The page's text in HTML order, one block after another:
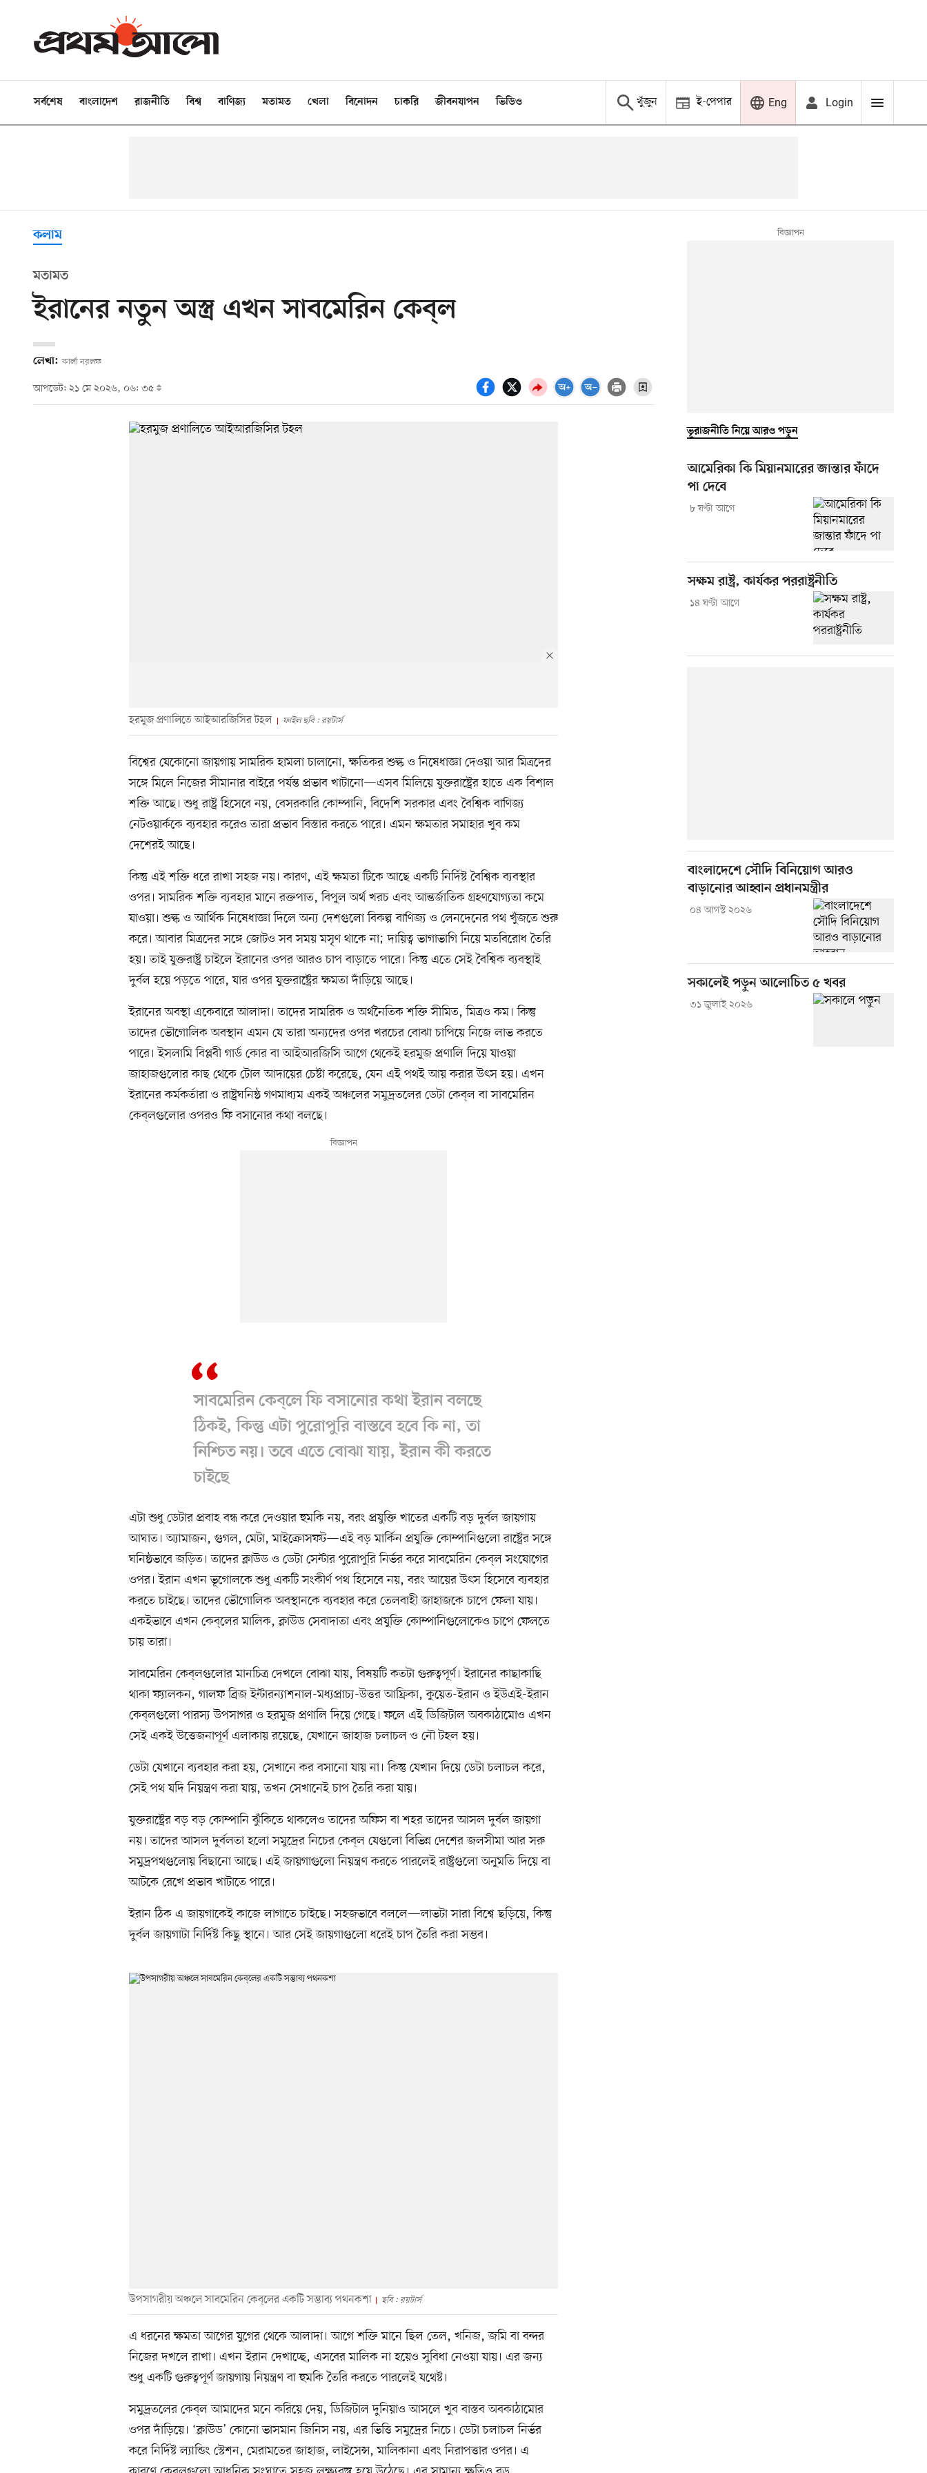
সর্বশেষ বাংলাদেশ রাজনীতি বিশ্ব বাণিজ্য মতামত খেলা বিনোদন চাকরি জীবনযাপন ভিডিও খুঁজুন ই-পেপার Eng Login
কলাম
মতামত
ইরানের নতুন অস্ত্র এখন সাবমেরিন কেব্​ল
লেখা: কার্লা নরলফ
আপডেট: ২১ মে ২০২৬, ০৬: ৩৫
হরমুজ প্রণালিতে আইআরজিসির টহল ফাইল ছবি : রয়টার্স
বিশ্বের যেকোনো জায়গায় সামরিক হামলা চালানো, ক্ষতিকর শুল্ক ও নিষেধাজ্ঞা দেওয়া আর মিত্রদের
সঙ্গে মিলে নিজের সীমানার বাইরে পর্যন্ত প্রভাব খাটানো—এসব মিলিয়ে যুক্তরাষ্ট্রের হাতে এক বিশাল
শক্তি আছে। শুধু রাষ্ট্র হিসেবে নয়, বেসরকারি কোম্পানি, বিদেশি সরকার এবং বৈশ্বিক বাণিজ্য
নেটওয়ার্ককে ব্যবহার করেও তারা প্রভাব বিস্তার করতে পারে। এমন ক্ষমতার সমাহার খুব কম
দেশেরই আছে।
কিন্তু এই শক্তি ধরে রাখা সহজ নয়। কারণ, এই ক্ষমতা টিকে আছে একটি নির্দিষ্ট বৈশ্বিক ব্যবস্থার
ওপর। সামরিক শক্তি ব্যবহার মানে রক্তপাত, বিপুল অর্থ খরচ এবং আন্তর্জাতিক গ্রহণযোগ্যতা কমে
যাওয়া। শুল্ক ও আর্থিক নিষেধাজ্ঞা দিলে অন্য দেশগুলো বিকল্প বাণিজ্য ও লেনদেনের পথ খুঁজতে শুরু
করে। আবার মিত্রদের সঙ্গে জোটও সব সময় মসৃণ থাকে না; দায়িত্ব ভাগাভাগি নিয়ে মতবিরোধ তৈরি
হয়। তাই যুক্তরাষ্ট্র চাইলে ইরানের ওপর আরও চাপ বাড়াতে পারে। কিন্তু এতে সেই বৈশ্বিক ব্যবস্থাই
দুর্বল হয়ে পড়তে পারে, যার ওপর যুক্তরাষ্ট্রের ক্ষমতা দাঁড়িয়ে আছে।
ইরানের অবস্থা একেবারে আলাদা। তাদের সামরিক ও অর্থনৈতিক শক্তি সীমিত, মিত্রও কম। কিন্তু
তাদের ভৌগোলিক অবস্থান এমন যে তারা অন্যদের ওপর খরচের বোঝা চাপিয়ে নিজে লাভ করতে
পারে। ইসলামি বিপ্লবী গার্ড কোর বা আইআরজিসি আগে থেকেই হরমুজ প্রণালি দিয়ে যাওয়া
জাহাজগুলোর কাছ থেকে টোল আদায়ের চেষ্টা করেছে, যেন এই পথই আয় করার উৎস হয়। এখন
ইরানের কর্মকর্তারা ও রাষ্ট্রঘনিষ্ঠ গণমাধ্যম একই অঞ্চলের সমুদ্রতলের ডেটা কেব্‌ল বা সাবমেরিন
কেব্‌লগুলোর ওপরও ফি বসানোর কথা বলছে।
সাবমেরিন কেব্‌লে ফি বসানোর কথা ইরান বলছে
ঠিকই, কিন্তু এটা পুরোপুরি বাস্তবে হবে কি না, তা
নিশ্চিত নয়। তবে এতে বোঝা যায়, ইরান কী করতে
চাইছে
এটা শুধু ডেটার প্রবাহ বন্ধ করে দেওয়ার হুমকি নয়, বরং প্রযুক্তি খাতের একটি বড় দুর্বল জায়গায়
আঘাত। অ্যামাজন, গুগল, মেটা, মাইক্রোসফট—এই বড় মার্কিন প্রযুক্তি কোম্পানিগুলো রাষ্ট্রের সঙ্গে
ঘনিষ্ঠভাবে জড়িত। তাদের ক্লাউড ও ডেটা সেন্টার পুরোপুরি নির্ভর করে সাবমেরিন কেব্‌ল সংযোগের
ওপর। ইরান এখন ভূগোলকে শুধু একটি সংকীর্ণ পথ হিসেবে নয়, বরং আয়ের উৎস হিসেবে ব্যবহার
করতে চাইছে। তাদের ভৌগোলিক অবস্থানকে ব্যবহার করে তেলবাহী জাহাজকে চাপে ফেলা যায়।
একইভাবে এখন কেব্‌লের মালিক, ক্লাউড সেবাদাতা এবং প্রযুক্তি কোম্পানিগুলোকেও চাপে ফেলতে
চায় তারা।
সাবমেরিন কেব্‌লগুলোর মানচিত্র দেখলে বোঝা যায়, বিষয়টি কতটা গুরুত্বপূর্ণ। ইরানের কাছাকাছি
থাকা ফ্যালকন, গালফ ব্রিজ ইন্টারন্যাশনাল-মধ্যপ্রাচ্য-উত্তর আফ্রিকা, কুয়েত-ইরান ও ইউএই-ইরান
কেব্‌লগুলো পারস্য উপসাগর ও হরমুজ প্রণালি দিয়ে গেছে। ফলে এই ডিজিটাল অবকাঠামোও এখন
সেই একই উত্তেজনাপূর্ণ এলাকায় রয়েছে, যেখানে জাহাজ চলাচল ও নৌ টহল হয়।
ডেটা যেখানে ব্যবহার করা হয়, সেখানে কর বসানো যায় না। কিন্তু যেখান দিয়ে ডেটা চলাচল করে,
সেই পথ যদি নিয়ন্ত্রণ করা যায়, তখন সেখানেই চাপ তৈরি করা যায়।
যুক্তরাষ্ট্রের বড় বড় কোম্পানি ঝুঁকিতে থাকলেও তাদের অফিস বা শহর তাদের আসল দুর্বল জায়গা
নয়। তাদের আসল দুর্বলতা হলো সমুদ্রের নিচের কেব্‌ল যেগুলো বিভিন্ন দেশের জলসীমা আর সরু
সমুদ্রপথগুলোয় বিছানো আছে। এই জায়গাগুলো নিয়ন্ত্রণ করতে পারলেই রাষ্ট্রগুলো অনুমতি দিয়ে বা
আটকে রেখে প্রভাব খাটাতে পারে।
ইরান ঠিক এ জায়গাকেই কাজে লাগাতে চাইছে। সহজভাবে বললে—লাভটা সারা বিশ্বে ছড়িয়ে, কিন্তু
দুর্বল জায়গাটা নির্দিষ্ট কিছু স্থানে। আর সেই জায়গাগুলো ধরেই চাপ তৈরি করা সম্ভব।
উপসাগরীয় অঞ্চলে সাবমেরিন কেব্​লের একটি সম্ভাব্য পথনকশা ছবি : রয়টার্স
এ ধরনের ক্ষমতা আগের যুগের থেকে আলাদা। আগে শক্তি মানে ছিল তেল, খনিজ, জমি বা বন্দর
নিজের দখলে রাখা। এখন ইরান দেখাচ্ছে, এসবের মালিক না হয়েও সুবিধা নেওয়া যায়। এর জন্য
শুধু একটি গুরুত্বপূর্ণ জায়গায় নিয়ন্ত্রণ বা হুমকি তৈরি করতে পারলেই যথেষ্ট।
সমুদ্রতলের কেব্‌ল আমাদের মনে করিয়ে দেয়, ডিজিটাল দুনিয়াও আসলে খুব বাস্তব অবকাঠামোর
ওপর দাঁড়িয়ে। ‘ক্লাউড’ কোনো ভাসমান জিনিস নয়, এর ভিত্তি সমুদ্রের নিচে। ডেটা চলাচল নির্ভর
করে নির্দিষ্ট ল্যান্ডিং স্টেশন, মেরামতের জাহাজ, লাইসেন্স, মালিকানা এবং নিরাপত্তার ওপর। এ
ভূরাজনীতি নিয়ে আরও পড়ুন
আমেরিকা কি মিয়ানমারের জান্তার ফাঁদে
পা দেবে
৮ ঘণ্টা আগে
সক্ষম রাষ্ট্র, কার্যকর পররাষ্ট্রনীতি
১৪ ঘণ্টা আগে
বাংলাদেশে সৌদি বিনিয়োগ আরও
বাড়ানোর আহ্বান প্রধানমন্ত্রীর
০৪ আগস্ট ২০২৬
সকালেই পড়ুন আলোচিত ৫ খবর
৩১ জুলাই ২০২৬